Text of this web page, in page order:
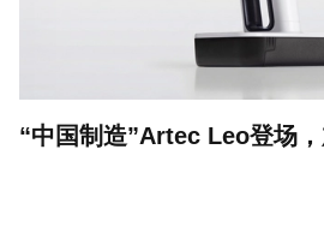
“中国制造”Artec Leo登场